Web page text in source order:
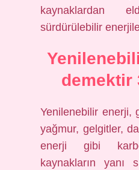
kaynaklardan
sürdürülebilir
demektir
Yenilenebilir enerji,
yağmur, gelgitler,
enerji gibi
kaynakların yanı